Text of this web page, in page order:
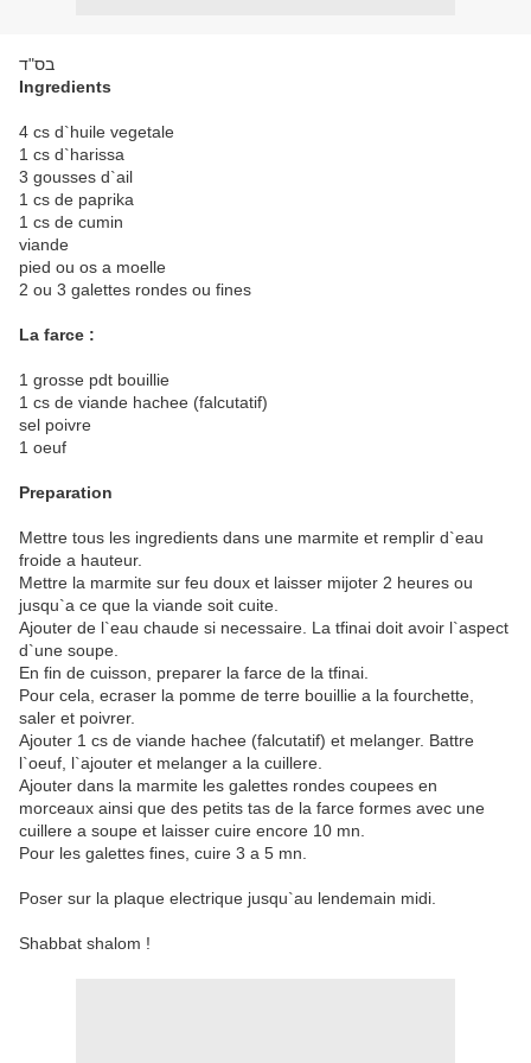
בס"ד
Ingredients
4 cs d`huile vegetale
1 cs d`harissa
3 gousses d`ail
1 cs de paprika
1 cs de cumin
viande
pied ou os a moelle
2 ou 3 galettes rondes ou fines
La farce :
1 grosse pdt bouillie
1 cs de viande hachee (falcutatif)
sel poivre
1 oeuf
Preparation
Mettre tous les ingredients dans une marmite et remplir d`eau
froide a hauteur.
Mettre la marmite sur feu doux et laisser mijoter 2 heures ou
jusqu`a ce que la viande soit cuite.
Ajouter de l`eau chaude si necessaire. La tfinai doit avoir l`aspect
d`une soupe.
En fin de cuisson, preparer la farce de la tfinai.
Pour cela, ecraser la pomme de terre bouillie a la fourchette,
saler et poivrer.
Ajouter 1 cs de viande hachee (falcutatif) et melanger. Battre
l`oeuf, l`ajouter et melanger a la cuillere.
Ajouter dans la marmite les galettes rondes coupees en
morceaux ainsi que des petits tas de la farce formes avec une
cuillere a soupe et laisser cuire encore 10 mn.
Pour les galettes fines, cuire 3 a 5 mn.
Poser sur la plaque electrique jusqu`au lendemain midi.
Shabbat shalom !